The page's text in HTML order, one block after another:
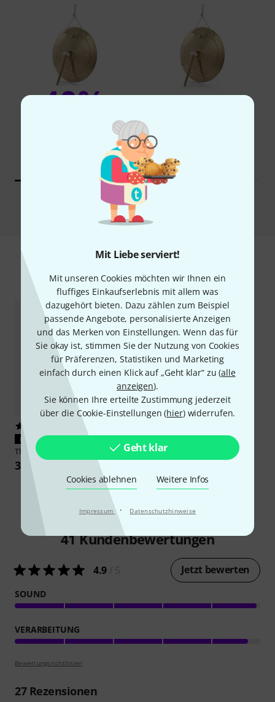
Mit Liebe serviert!
Mit unseren Cookies möchten wir Ihnen ein
fluffiges Einkaufserlebnis mit allem was
dazugehört bieten. Dazu zählen zum Beispiel
passende Angebote, personalisierte Anzeigen
und das Merken von Einstellungen. Wenn das für
Sie okay ist, stimmen Sie der Nutzung von Cookies
für Präferenzen, Statistiken und Marketing
einfach durch einen Klick auf „Geht klar“ zu (alle
anzeigen).
Sie können Ihre erteilte Zustimmung jederzeit
über die Cookie-Einstellungen (hier) widerrufen.
Geht klar
Cookies ablehnen Weitere Infos
Impressum · Datenschutzhinweise
40%
Thomann Wind Gong 60
Vergleichen
Zubehör & passende Artikel
PASST GARANTIERT
Thomann
39 €
41Kundenbewertungen
4.9 Jetzt bewerten
SOUND
VERARBEITUNG
Bewertungsrichtlinien
27Rezensionen